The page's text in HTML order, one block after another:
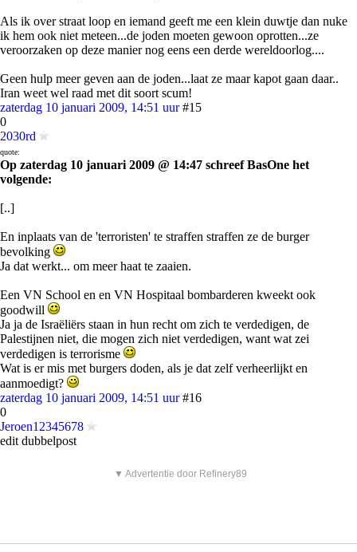
Als ik over straat loop en iemand geeft me een klein duwtje dan nuke
ik hem ook niet meteen...de joden moeten gewoon oprotten...ze
veroorzaken op deze manier nog eens een derde wereldoorlog....
Geen hulp meer geven aan de joden...laat ze maar kapot gaan daar..
Iran weet wel raad met dit soort scum!
zaterdag 10 januari 2009, 14:51 uur #15
0
2030rd
quote:
Op zaterdag 10 januari 2009 @ 14:47 schreef BasOne het
volgende:
[..]
En inplaats van de 'terroristen' te straffen straffen ze de burger
bevolking
Ja dat werkt... om meer haat te zaaien.
Een VN School en en VN Hospitaal bombarderen kweekt ook
goodwill
Ja ja de Israëliërs staan in hun recht om zich te verdedigen, de
Palestijnen niet, die mogen zich niet verdedigen, want wat zei
verdedigen is terrorisme
Wat is er mis met burgers doden, als je dat zelf verheerlijkt en
aanmoedigt?
zaterdag 10 januari 2009, 14:51 uur #16
0
Jeroen12345678
edit dubbelpost
▼ Advertentie door Refinery89